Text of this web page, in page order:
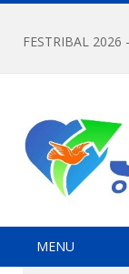
MENU